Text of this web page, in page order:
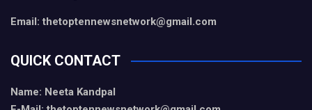
Email: thetoptennewsnetwork@gmail.com
QUICK CONTACT
Name: Neeta Kandpal